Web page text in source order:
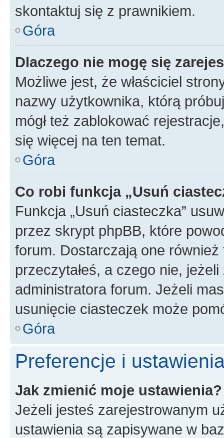
skontaktuj się z prawnikiem.
Góra
Dlaczego nie mogę się
Możliwe jest, że właściciel
nazwy użytkownika, którą
mógł też zablokować
się więcej na ten temat.
Góra
Co robi funkcja „Usuń
Funkcja „Usuń ciasteczka”
przez skrypt phpBB, które
forum. Dostarczają one
przeczytałeś, a czego nie,
administratora forum. Jeżeli
usunięcie ciasteczek może
Góra
Preferencje i
Jak zmienić moje ustawienia?
Jeżeli jesteś zarejestrowanym
ustawienia są zapisywane w